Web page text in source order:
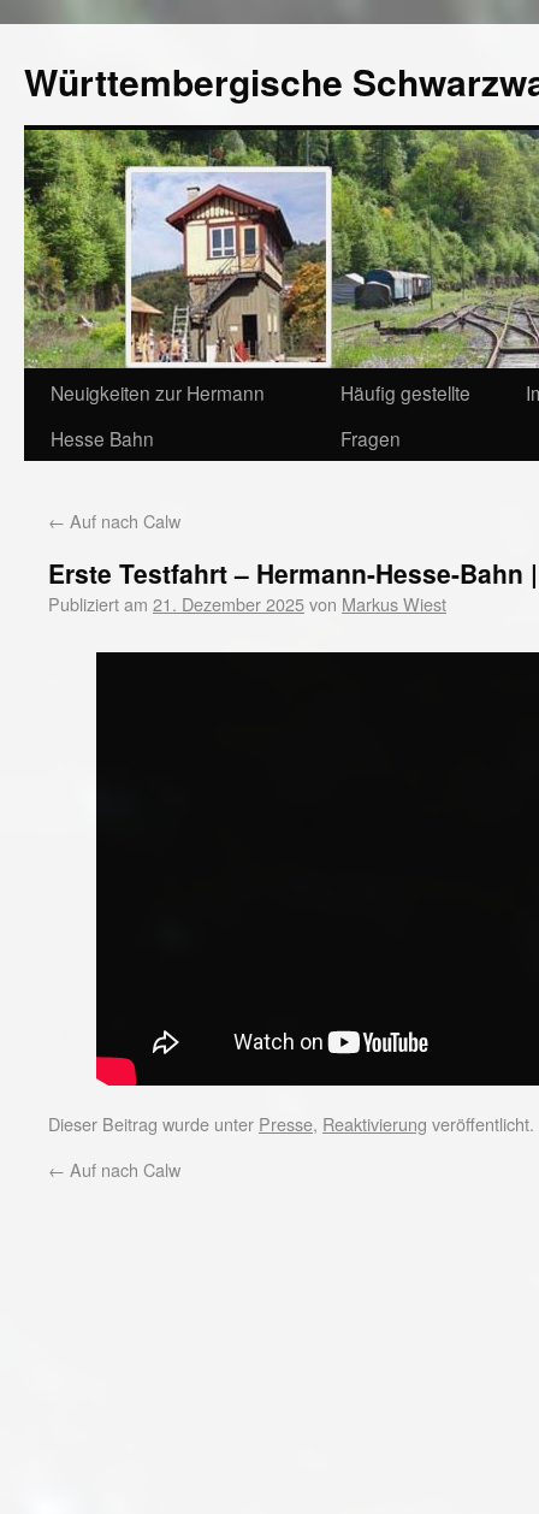
Württembergische
Neuigkeiten zur Hermann
Hesse Bahn
Häufig gestellte
Fragen
← Auf nach Calw
Erste Testfahrt – Hermann-Hesse-Bahn
Publiziert am 21. Dezember 2025von Markus Wiest
Dieser Beitrag wurde unter Presse, Reaktivierung
← Auf nach Calw